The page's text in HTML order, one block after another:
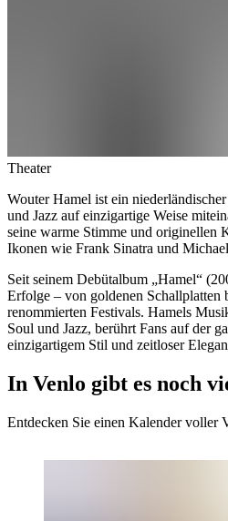
Theater
Wouter Hamel ist ein
und Jazz auf einzigartige Weise
seine warme Stimme und originellen
Ikonen wie Frank Sinatra und
Seit seinem Debütalbum „Hamel“
Erfolge – von goldenen Schallplatten
renommierten Festivals. Hamels
Soul und Jazz, berührt Fans auf der
einzigartigem Stil und zeitloser
In Venlo gibt es noch
Entdecken Sie einen Kalender voller